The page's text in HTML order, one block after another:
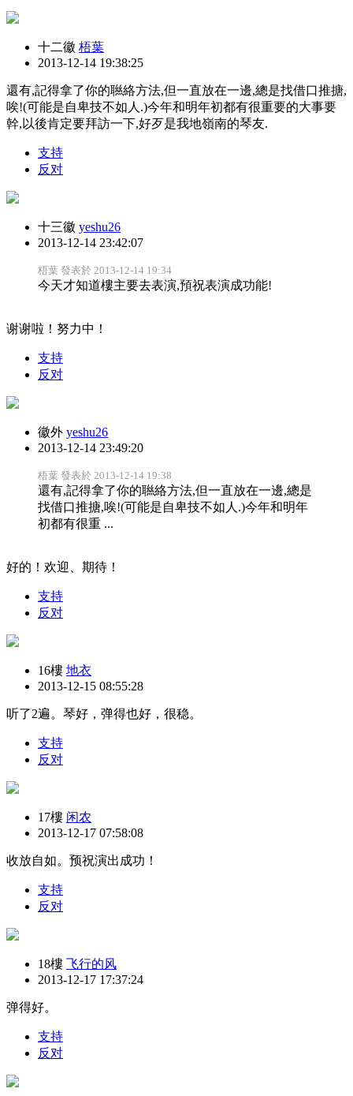
十二徽 梧葉
2013-12-14 19:38:25
還有,記得拿了你的聮絡方法,但一直放在一邊,總是找借口推搪,
唉!(可能是自卑技不如人.)今年和明年初都有很重要的大事要
幹,以後肯定要拜訪一下,好歹是我地嶺南的琴友.
支持
反对
十三徽 yeshu26
2013-12-14 23:42:07
梧葉 發表於 2013-12-14 19:34
今天才知道樓主要去表演,預祝表演成功能!
谢谢啦！努力中！
支持
反对
徽外 yeshu26
2013-12-14 23:49:20
梧葉 發表於 2013-12-14 19:38
還有,記得拿了你的聮絡方法,但一直放在一邊,總是
找借口推搪,唉!(可能是自卑技不如人.)今年和明年
初都有很重 ...
好的！欢迎、期待！
支持
反对
16樓 地衣
2013-12-15 08:55:28
听了2遍。琴好，弹得也好，很稳。
支持
反对
17樓 闲农
2013-12-17 07:58:08
收放自如。预祝演出成功！
支持
反对
18樓 飞行的风
2013-12-17 17:37:24
弹得好。
支持
反对